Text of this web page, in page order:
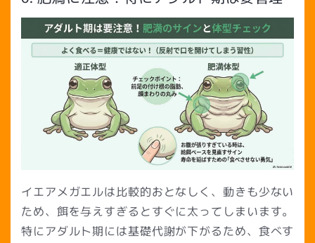
イエアメガエルは比較的おとなしく、動きも少ない
ため、餌を与えすぎるとすぐに太ってしまいます。
特にアダルト期には基礎代謝が下がるため、食べす